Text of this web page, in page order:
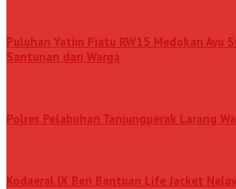
Puluhan Yatim Piatu RW15 Medokan Ayu
Santunan dari Warga
Polres Pelabuhan Tanjungperak Larang
Kodaeral IX Beri Bantuan Life Jacket